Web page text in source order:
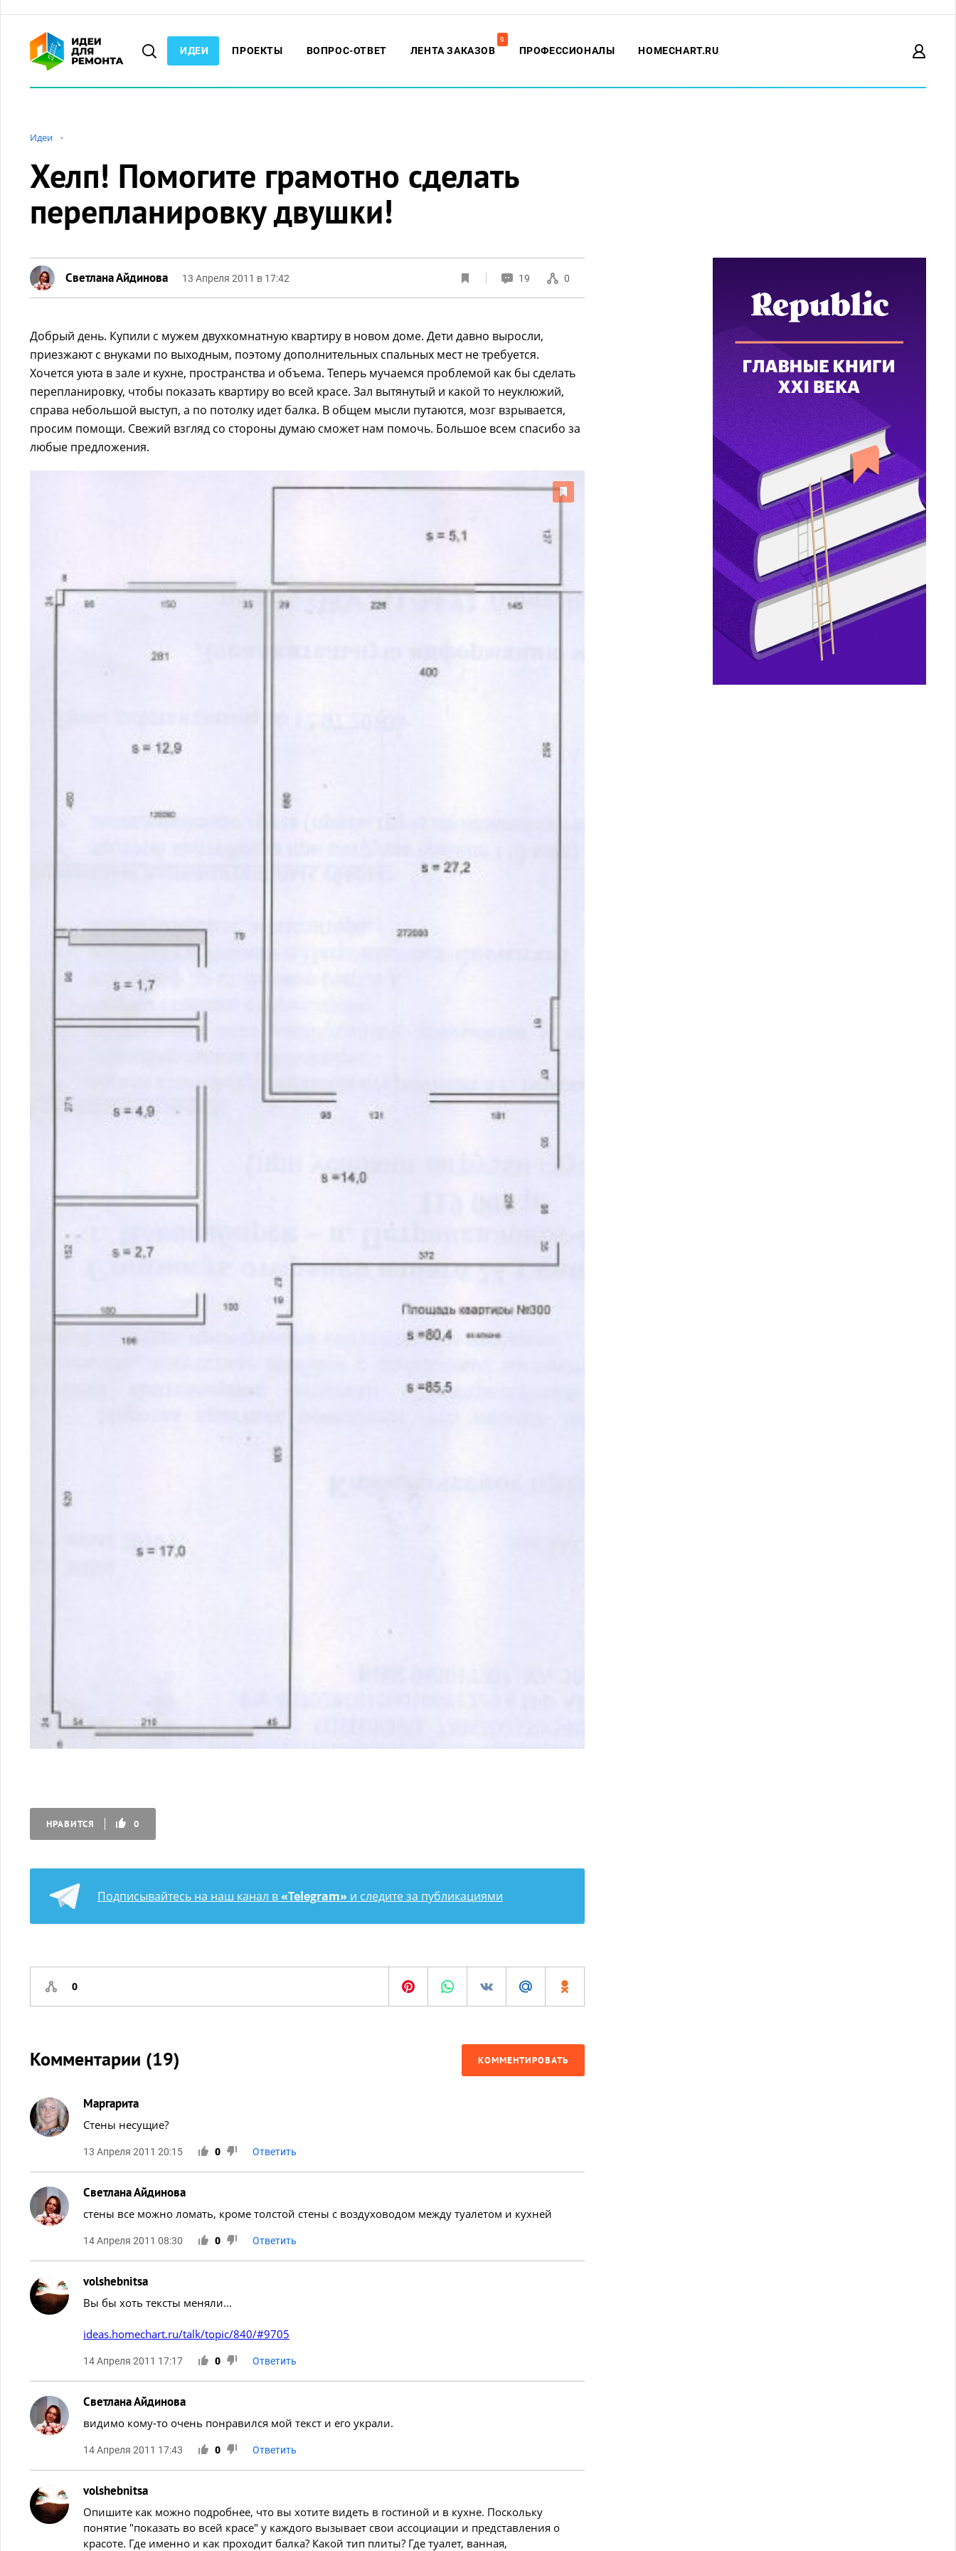
ИДЕИ ПРОЕКТЫ ВОПРОС-ОТВЕТ ЛЕНТА ЗАКАЗОВ
9
ПРОФЕССИОНАЛЫ HOMECHART.RU
Идеи
Хелп! Помогите грамотно сделать
перепланировку двушки!
Светлана Айдинова 13 Апреля 2011 в 17:42 19 0
Добрый день. Купили с мужем двухкомнатную квартиру в новом доме. Дети давно выросли,
приезжают с внуками по выходным, поэтому дополнительных спальных мест не требуется.
Хочется уюта в зале и кухне, пространства и объема. Теперь мучаемся проблемой как бы сделать
перепланировку, чтобы показать квартиру во всей красе. Зал вытянутый и какой то неуклюжий,
справа небольшой выступ, а по потолку идет балка. В общем мысли путаются, мозг взрывается,
просим помощи. Свежий взгляд со стороны думаю сможет нам помочь. Большое всем спасибо за
любые предложения.
НРАВИТСЯ 0
Подписывайтесь на наш канал в«Telegram» и следите за публикациями
0
Комментарии (19) КОММЕНТИРОВАТЬ
Маргарита
Стены несущие?
13 Апреля 2011 20:15 0 Ответить
Светлана Айдинова
стены все можно ломать, кроме толстой стены с воздуховодом между туалетом и кухней
14 Апреля 2011 08:30 0 Ответить
volshebnitsa
Вы бы хоть тексты меняли...
ideas.homechart.ru/talk/topic/840/#9705
14 Апреля 2011 17:17 0 Ответить
Светлана Айдинова
видимо кому-то очень понравился мой текст и его украли.
14 Апреля 2011 17:43 0 Ответить
volshebnitsa
Опишите как можно подробнее, что вы хотите видеть в гостиной и в кухне. Поскольку
понятие "показать во всей красе" у каждого вызывает свои ассоциации и представления о
красоте. Где именно и как проходит балка? Какой тип плиты? Где туалет, ванная,